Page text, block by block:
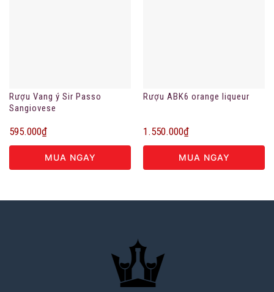
Rượu Vang ý Sir Passo
Sangiovese
595.000₫
MUA NGAY
Rượu ABK6 orange liqueur
1.550.000₫
MUA NGAY